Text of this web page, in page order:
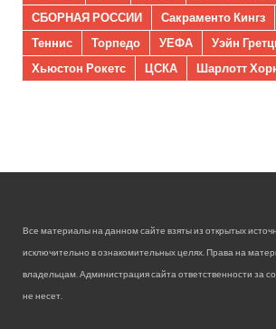
СБОРНАЯ РОССИИ
Сакраменто Кингз
Теннис
Торпедо УЕФА Уэйн
Хьюстон Рокетс
ЦСКА Шарлотт
Все материалы на данном сайте взяты из открытых
исключительно в ознакомительных целях. Права на
владельцам. Администрация сайта ответственности за
не несет.